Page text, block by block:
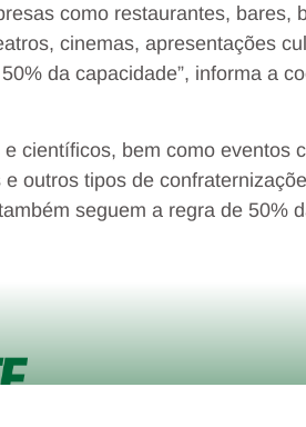
como restaurantes, bares,
cinemas, apresentações
da capacidade”, informa a
científicos, bem como eventos
outros tipos de
seguem a regra de 50%